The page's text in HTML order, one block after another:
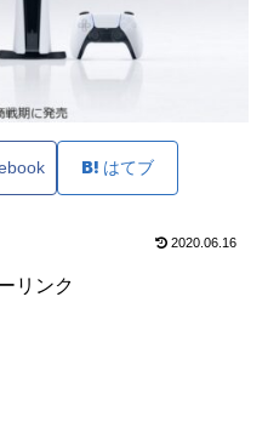
はてブ
2020.06.16
リンク